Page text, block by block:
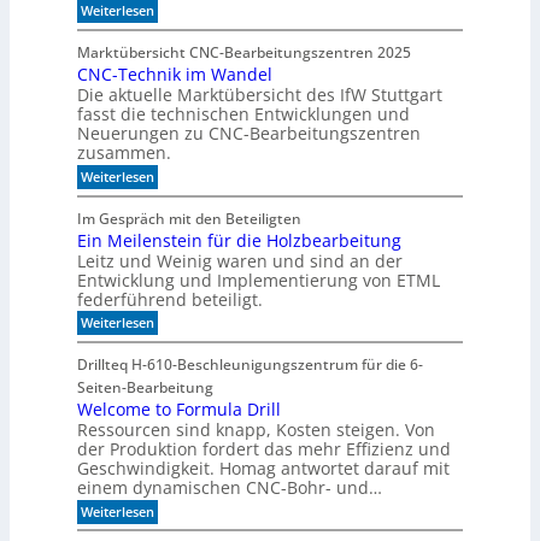
e
e
l
g
b
a
u
e
n
D
a
t
e
n
s
a
u
b
e
r
i
n
e
g
r
i
e
r
Weiterlesen:
M
h
r
P
r
ä
z
i
s
i
o
n
a
u
f
w
e
n
i
g
r
R
a
u
m
Marktübersicht CNC-Bearbeitungszentren 2025
CNC-Technik im Wandel
Die aktuelle Marktübersicht des IfW Stuttgart
fasst die technischen Entwicklungen und
Neuerungen zu CNC-Bearbeitungszentren
zusammen.
Weiterlesen:
C
C
-
T
e
c
h
n
i
k
m
W
a
n
d
e
l
Im Gespräch mit den Beteiligten
Ein Meilenstein für die Holzbearbeitung
Leitz und Weinig waren und sind an der
Entwicklung und Implementierung von ETML
federführend beteiligt.
Weiterlesen:
E
i
n
M
e
i
l
e
n
s
e
Drillteq H-610-Beschleunigungszentrum für die 6-
Seiten-Bearbeitung
Welcome to Formula Drill
Ressourcen sind knapp, Kosten steigen. Von
der Produktion fordert das mehr Effizienz und
Geschwindigkeit. Homag antwortet darauf mit
einem dynamischen CNC-Bohr- und…
Weiterlesen:
W